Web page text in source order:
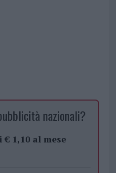
nazionali?
€ 1,10 al mese